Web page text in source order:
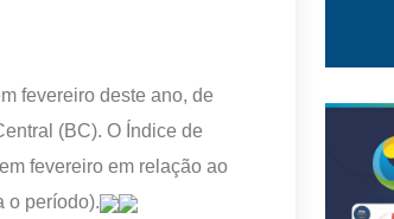
fevereiro deste ano, de
(BC). O Índice de
fevereiro em relação ao
o período).